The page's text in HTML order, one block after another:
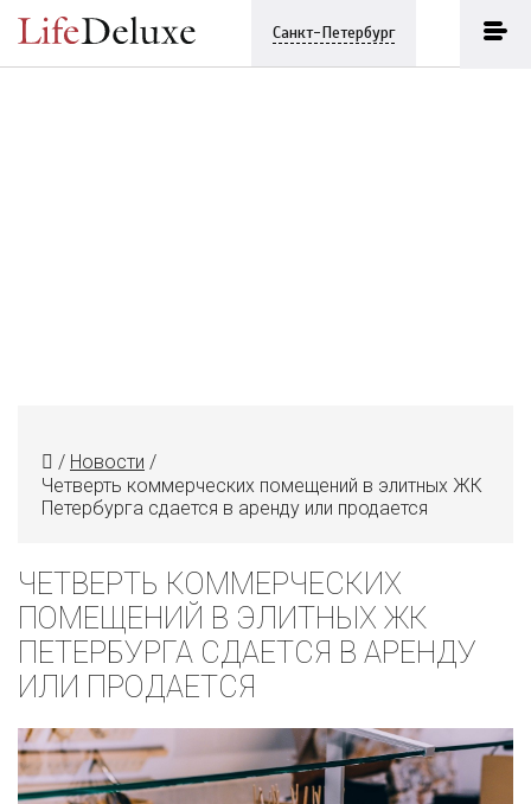
Санкт-Петербург
/ Новости /
Четверть коммерческих помещений в элитных ЖК
Петербурга сдается в аренду или продается
ЧЕТВЕРТЬ КОММЕРЧЕСКИХ
ПОМЕЩЕНИЙ В ЭЛИТНЫХ ЖК
ПЕТЕРБУРГА СДАЕТСЯ В АРЕНДУ
ИЛИ ПРОДАЕТСЯ